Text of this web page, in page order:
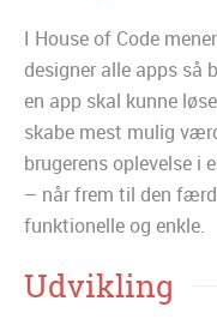
I House of Code
designer alle apps så
en app skal kunne
skabe mest mulig
brugerens oplevelse i
– når frem til den
funktionelle og enkle.
Udvikling